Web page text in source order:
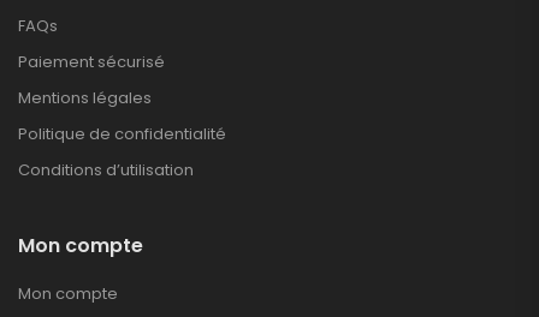
FAQs
Paiement sécurisé
Mentions légales
Politique de confidentialité
Conditions d’utilisation
Mon compte
Mon compte